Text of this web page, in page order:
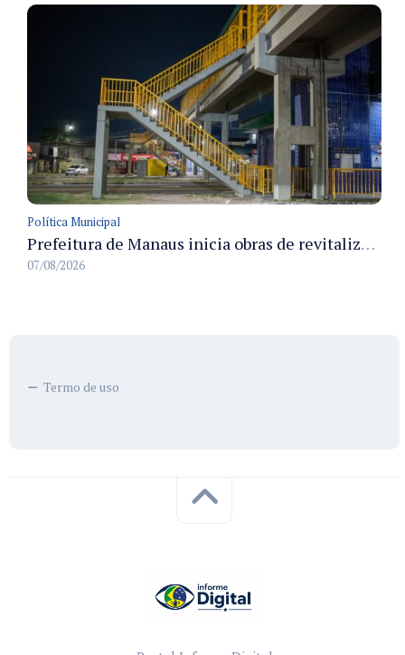
Política Municipal
Prefeitura de Manaus inicia obras de revitalização na passarela Max Teixeira para ampliar segurança e mobilidade urbana
07/08/2026
Termo de uso